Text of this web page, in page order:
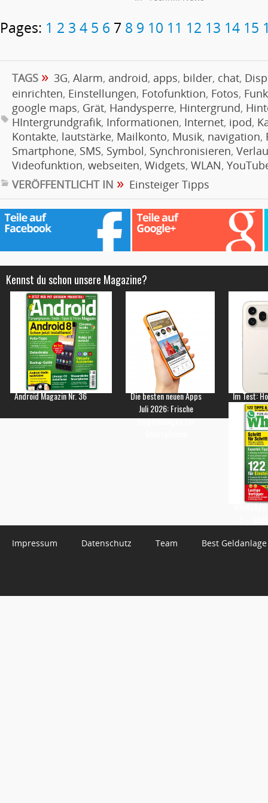
Pages: 1 2 3 4 5 6 7 8 9 10 11 12 13 14 15
TAGS » 3G, Alarm, android, apps, bilder, chat,
einrichten, Einstellungen, Fotofunktion, Fotos,
google maps, Grät, Handysperre, Hintergrund,
HIntergrundgrafik, Informationen, Internet, ipod,
Kontakte, lautstärke, Mailkonto, Musik, navigation,
Smartphone, SMS, Symbol, Synchronisieren,
Videofunktion, webseiten, Widgets, WLAN,
VERÖFFENTLICHT IN » Einsteiger Tipps
Kennst du schon unsere Magazine?
Android Magazin Nr. 36
Die besten neuen Apps
Juli 2026: Frische
Empfehlungen für
Im Test:
Impressum Datenschutz Team Best Geldanlage